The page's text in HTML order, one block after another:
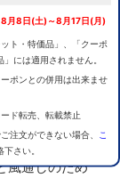
8月8日(土)～8月17日(月)
ト・特価品」、「クーポ
」には適用されません。
ポンとの併用は出来ませ
ド転売、転載禁止
注文ができない場合、
こ
下さい。
脚の高さ
を気にされ
外と少ない
重要なポイン
風通しのため